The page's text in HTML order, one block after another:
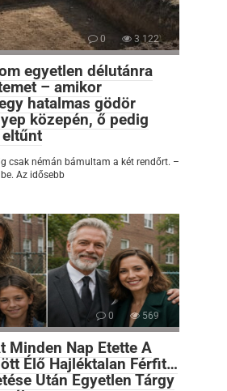
0 3 122
egyetlen délutánra
– amikor
hatalmas gödör
közepén, ő pedig
csak némán bámultam a két rendőrt. –
Az idősebb
0 569
Minden Nap Etette A
Élő Hajléktalan Férfit…
Után Egyetlen Tárgy